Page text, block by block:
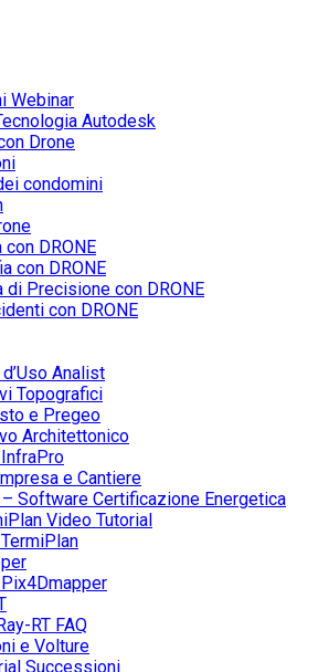
Webinar
Autodesk
Drone
condomini
DRONE
con DRONE
di Precisione con DRONE
con DRONE
Analist
Topografici
e Pregeo
Architettonico
InfraPro
e Cantiere
Software Certificazione Energetica
Video Tutorial
Pix4Dmapper
RT FAQ
e Volture
Successioni